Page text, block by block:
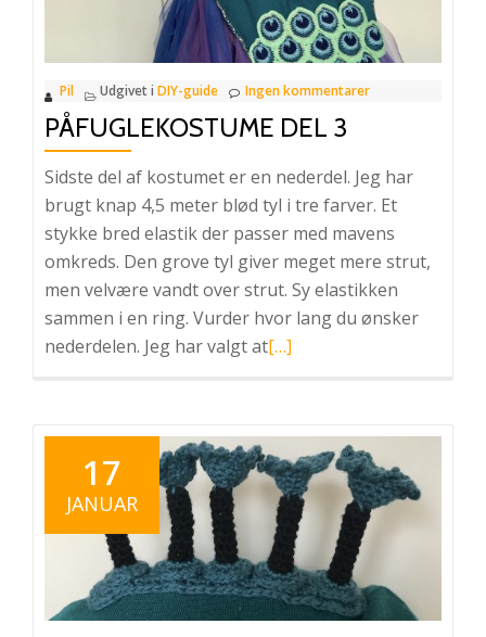
Pil Udgivet i DIY-guide Ingen kommentarer
PÅFUGLEKOSTUME DEL 3
Sidste del af kostumet er en nederdel. Jeg har
brugt knap 4,5 meter blød tyl i tre farver. Et
stykke bred elastik der passer med mavens
omkreds. Den grove tyl giver meget mere strut,
men velvære vandt over strut. Sy elastikken
sammen i en ring. Vurder hvor lang du ønsker
nederdelen. Jeg har valgt atLæs
3
[…]
17
JANUAR